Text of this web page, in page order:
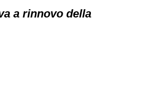
a rinnovo della